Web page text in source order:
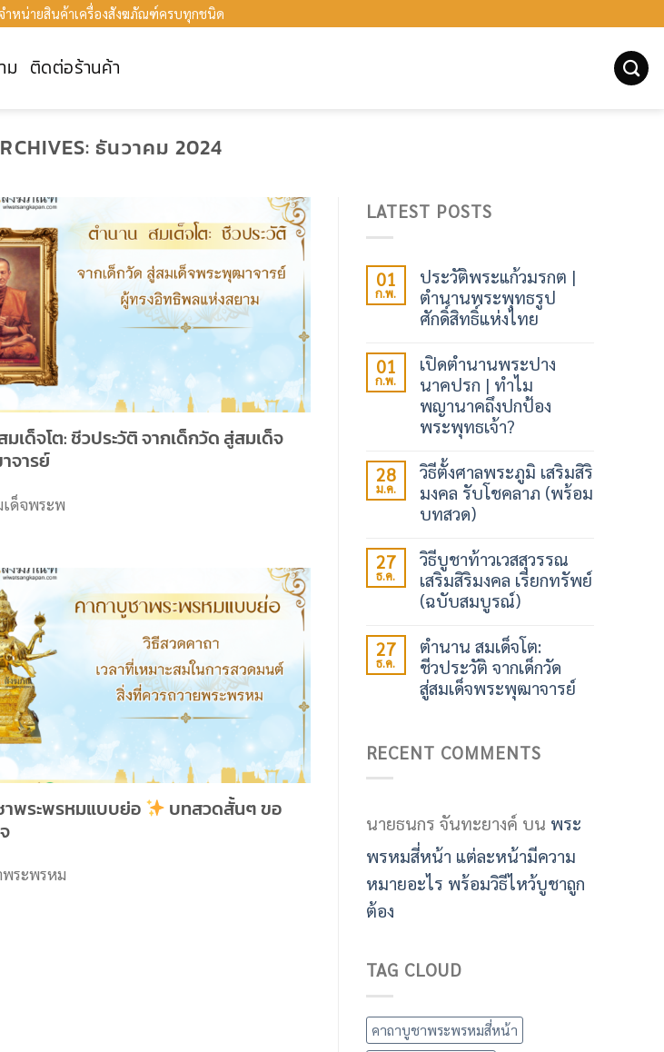
ำหน่ายสินค้าเครื่องสังฆภัณฑ์ครบทุกชนิด
ม ติดต่อร้านค้า
ธันวาคม 2024
มเด็จโต: ชีวประวัติ จากเด็กวัด สู่สมเด็จ
จารย์
ด็จพระพ
าพระพรหมแบบย่อ
บทสวดสั้นๆ ขอ
พระพรหม
LATEST POSTS
01
ก.พ.
ประวัติพระแก้วมรกต |
ตำนานพระพุทธรูป
ศักดิ์สิทธิ์แห่งไทย
01
ก.พ.
เปิดตำนานพระปาง
นาคปรก | ทำไม
พญานาคถึงปกป้อง
พระพุทธเจ้า?
28
ม.ค.
วิธีตั้งศาลพระภูมิ เสริมสิริ
มงคล รับโชคลาภ (พร้อม
บทสวด)
27
ธ.ค.
วิธีบูชาท้าวเวสสุวรรณ
เสริมสิริมงคล เรียกทรัพย์
(ฉบับสมบูรณ์)
27
ธ.ค.
ตำนาน สมเด็จโต:
ชีวประวัติ จากเด็กวัด
สู่สมเด็จพระพุฒาจารย์
RECENT COMMENTS
นายธนกร จันทะยางค์ บน พระ
พรหมสี่หน้า แต่ละหน้ามีความ
หมายอะไร พร้อมวิธีไหว้บูชาถูก
ต้อง
TAG CLOUD
คาถาบูชาพระพรหมสี่หน้า